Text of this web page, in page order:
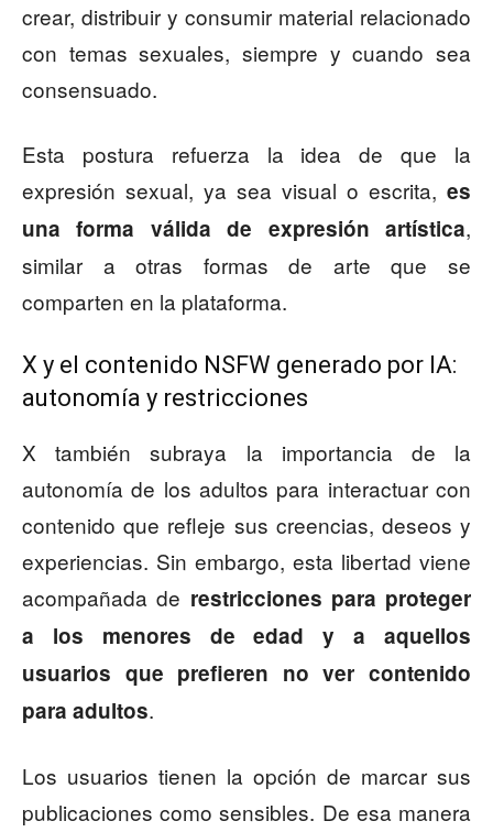
crear, distribuir y consumir material relacionado
con temas sexuales, siempre y cuando sea
consensuado.
Esta postura refuerza la idea de que la
expresión sexual, ya sea visual o escrita, es
una forma válida de expresión artística,
similar a otras formas de arte que se
comparten en la plataforma.
X y el contenido NSFW generado por IA:
autonomía y restricciones
X también subraya la importancia de la
autonomía de los adultos para interactuar con
contenido que refleje sus creencias, deseos y
experiencias. Sin embargo, esta libertad viene
acompañada de restricciones para proteger
a los menores de edad y a aquellos
usuarios que prefieren no ver contenido
para adultos.
Los usuarios tienen la opción de marcar sus
publicaciones como sensibles. De esa manera